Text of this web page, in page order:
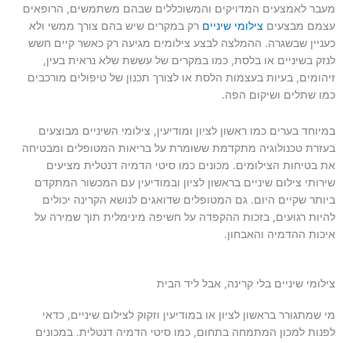
מעבר לאמצעים המדויקים והמשוכללים שבהם משתמשים, הרופאים
עצמם מבצעים צילומי שיניים רק במקרים שיש בהם צורך ממשי ולא
כעניין שבשגרה. ההמלצה לבצע צילומים מגיעה רק כאשר קיים חשש
לנזק בשיניים או בלסת, כמו במקרים של עששת שלא נראית בעין,
זיהומים, בעיות בעצמות הלסת או לצורך תכנון של טיפולים מורכבים
כמו שתלים ושיקום הפה.
במיוחד בערים כמו ראשון לציון ומודיעין, צילומי השיניים מבוצעים
בעזרת טכנולוגיה מתקדמת ששומרת על בריאות המטופלים ומבטיחה
את בטיחות הצילומים. מכונים כמו סיטי הדמיה דנטלית מציעים
שירותי צילום שיניים בראשון לציון ובמודיעין עם המכשור המתקדם
ביותר שקיים היום. גם המטופלים שדואגים לנושא הקרינה יכולים
להיות רגועים, בזכות ההקפדה על חשיפה מינימלית תוך שמירה על
איכות ההדמיה והאבחון.
צילומי שיניים בלי קרינה, אבל ליד הבית
מי שמתגורר בראשון לציון או במודיעין וזקוק לצילום שיניים, כדאי
לפנות למכון המתמחה בתחום, כמו סיטי הדמיה דנטלית. במכונים